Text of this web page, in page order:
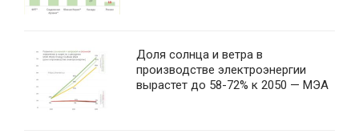
Доля солнца и ветра в
производстве электроэнергии
вырастет до 58-72% к 2050 — МЭА